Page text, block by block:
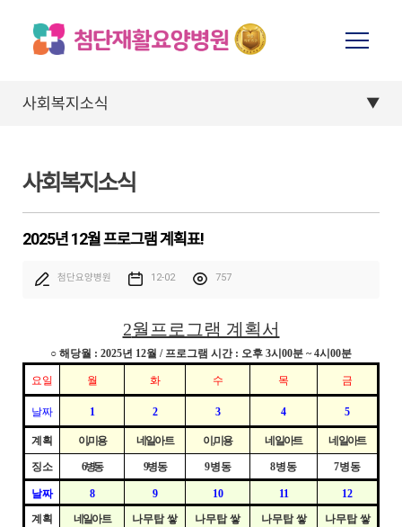
사회복지소식
사회복지소식
2025년 12월 프로그램 계획표!
첨단요양병원 12-02 757
2월프로그램 계획서
○ 해당월 : 2025년 12월 / 프로그램 시간 : 오후 3시 00분 ~ 4시 00분
요일 월 화 수 목 금
날짜 1 2 3 4 5
계획 이미용 네일아트 이 ,미용 네일아트 네일아트
징소 6병동 9병동 9병동 8병동 7병동
날짜 8 9 10 11
12
계획
네일아트
나무탑 쌓
나무탑 쌓
나무탑 쌓
나무탑 쌓